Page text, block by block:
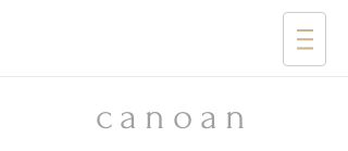
​canoan